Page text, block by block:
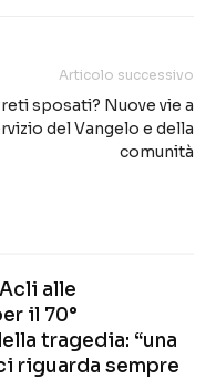
Articolo successivo
sposati? Nuove vie a
del Vangelo e della
comunità
alle
il 70°
tragedia: “una
riguarda sempre